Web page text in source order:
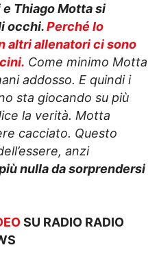
Thiago Motta si
occhi.Perché lo
altri allenatori ci sono
Come minimo Motta
addosso. E quindi i
sta giocando su più
la verità. Motta
cacciato. Questo
anzi
nulla da sorprendersi
SU RADIO RADIO